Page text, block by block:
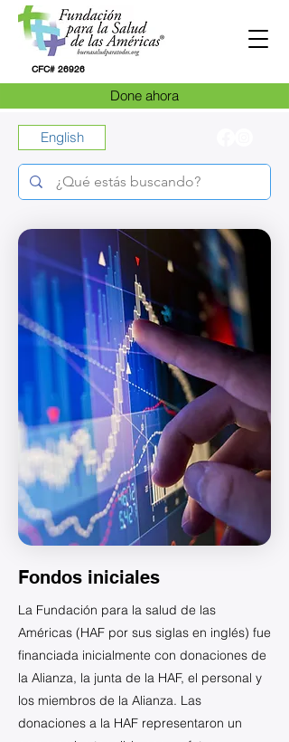
Done ahora
CFC# 26926
English
Fondos iniciales
La Fundación para la salud de las
Américas (HAF por sus siglas en inglés) fue
financiada inicialmente con donaciones de
la Alianza, la junta de la HAF, el personal y
los miembros de la Alianza. Las
donaciones a la HAF representaron un